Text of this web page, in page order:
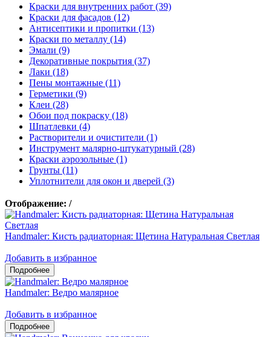
Краски для внутренних работ (39)
Краски для фасадов (12)
Антисептики и пропитки (13)
Краски по металлу (14)
Эмали (9)
Декоративные покрытия (37)
Лаки (18)
Пены монтажные (11)
Герметики (9)
Клеи (28)
Обои под покраску (18)
Шпатлевки (4)
Растворители и очистители (1)
Инструмент малярно-штукатурный (28)
Краски аэрозольные (1)
Грунты (11)
Уплотнители для окон и дверей (3)
Отображение: /
Handmaler: Кисть радиаторная: Щетина Натуральная Светлая
Добавить в избранное
Handmaler: Ведро малярное
Добавить в избранное